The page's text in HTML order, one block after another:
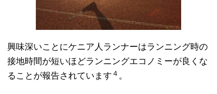
興味深いことにケニア人ランナーはランニング時の
接地時間が短いほどランニングエコノミーが良くな
ることが報告されています ４ 。